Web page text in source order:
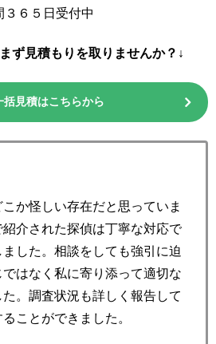
６５日受付中
ず見積もりを取りませんか？↓
括見積はこちらから
か怪しい存在だと思っていま
介された探偵は丁寧な対応で
した。相談をしても強引に迫
はなく私に寄り添って適切な
。調査状況も詳しく報告して
ことができました。